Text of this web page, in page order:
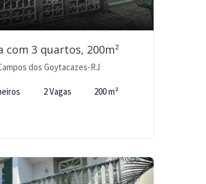
com 3 quartos, 200m²
dos Goytacazes-RJ
2 Vagas 200 m²